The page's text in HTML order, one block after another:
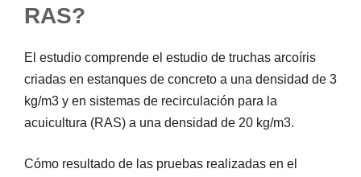
RAS?
El estudio comprende el estudio de truchas arcoíris
criadas en estanques de concreto a una densidad de 3
kg/m3 y en sistemas de recirculación para la
acuicultura (RAS) a una densidad de 20 kg/m3.
Cómo resultado de las pruebas realizadas en el